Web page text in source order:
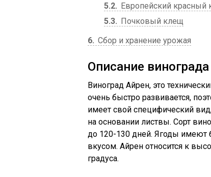
5.2
Европейский красный
5.3
Почковый клещ
6 Сбор и хранение урожая
Описание
Виноград Айрен, это
очень быстро развивается,
имеет свой специфический
на основании листвы. Сорт
до 120-130 дней. Ягоды имеют
вкусом. Айрен относится к
градуса.